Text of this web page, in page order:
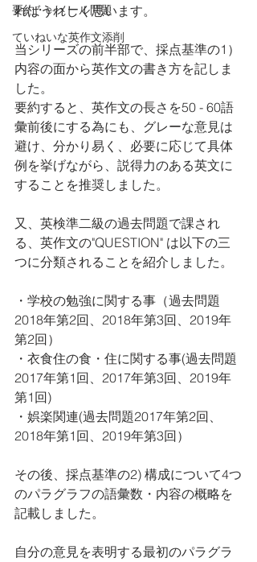
要約・e-メール問題
ていねいな英作文添削
ればうれしく思います。
当シリーズの前半部で、採点基準の1）
内容の面から英作文の書き方を記しま
した。
要約すると、英作文の長さを50 - 60語
彙前後にする為にも、グレーな意見は
避け、分かり易く、必要に応じて具体
例を挙げながら、説得力のある英文に
することを推奨しました。
又、英検準二級の過去問題で課され
る、英作文の"QUESTION" は以下の三
つに分類されることを紹介しました。
・学校の勉強に関する事（過去問題
2018年第2回、2018年第3回、2019年
第2回）
・衣食住の食・住に関する事(過去問題
2017年第1回、2017年第3回、2019年
第1回)
・娯楽関連(過去問題2017年第2回、
2018年第1回、2019年第3回）
その後、採点基準の2) 構成について4つ
のパラグラフの語彙数・内容の概略を
記載しました。
自分の意見を表明する最初のパラグラ